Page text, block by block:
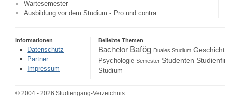
Wartesemester
Ausbildung vor dem Studium - Pro und contra
Informationen
Datenschutz
Partner
Impressum
Beliebte Themen
Bachelor Bafög Duales Studium
Psychologie Semester Studenten
Studium
© 2004 - 2026 Studiengang-Verzeichnis